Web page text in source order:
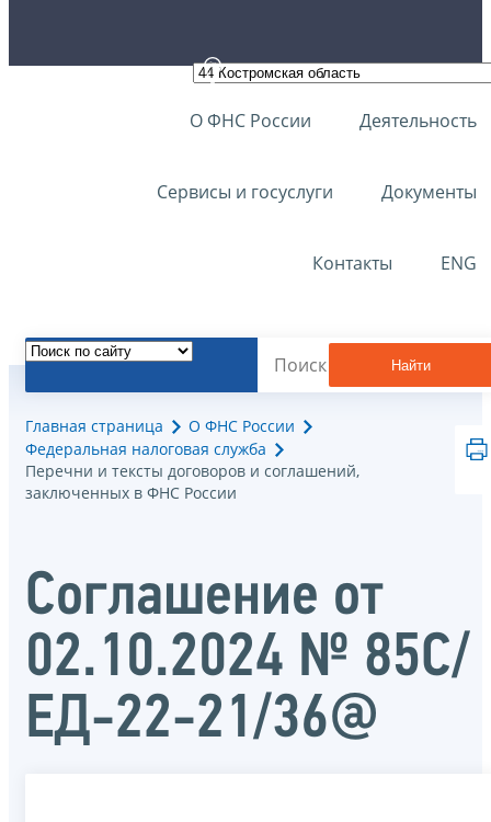
О ФНС России Деятельность
Сервисы и госуслуги Документы
Контакты ENG
Найти
Главная страница
О ФНС России
Федеральная налоговая служба
Перечни и тексты договоров и соглашений,
заключенных в ФНС России
Соглашение от
02.10.2024 № 85С/
ЕД-22-21/36@